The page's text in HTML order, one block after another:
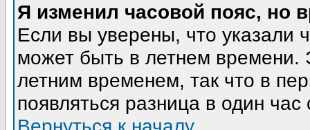
Я изменил часовой пояс, но
Если вы уверены, что указали
может быть в летнем времени.
летним временем, так что в
появляться разница в один